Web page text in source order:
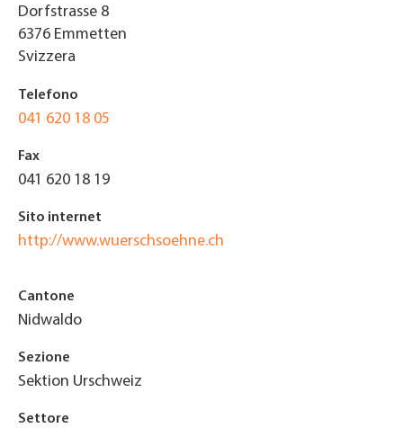
Dorfstrasse 8
6376 Emmetten
Svizzera
Telefono
041 620 18 05
Fax
041 620 18 19
Sito internet
http://www.wuerschsoehne.ch
Cantone
Nidwaldo
Sezione
Sektion Urschweiz
Settore